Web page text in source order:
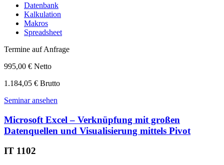
Datenbank
Kalkulation
Makros
Spreadsheet
Termine auf Anfrage
995,00 € Netto
1.184,05 € Brutto
Seminar ansehen
Microsoft Excel – Verknüpfung mit großen
Datenquellen und Visualisierung mittels Pivot
IT 1102